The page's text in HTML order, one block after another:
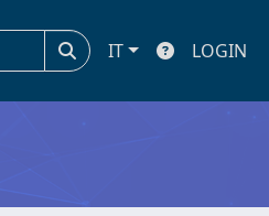
IT LOGIN